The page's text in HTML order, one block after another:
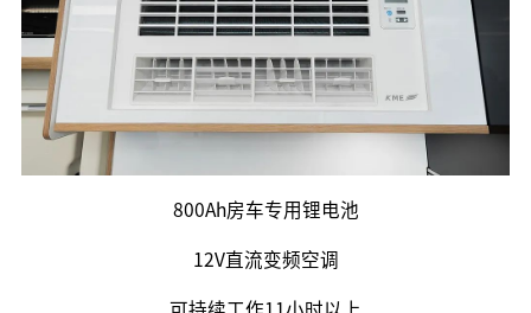
800Ah房车专用锂电池
12V直流变频空调
可持续工作11小时以上